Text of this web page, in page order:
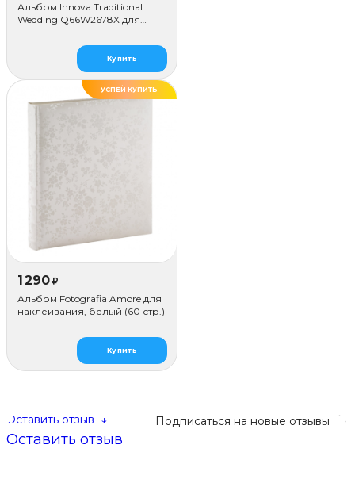
Альбом Innova Traditional
Wedding Q66W2678X для
Купить
УСПЕЙ КУПИТЬ
1 290 ₽
Альбом Fotografia Amore для
наклеивания, белый (60 стр.)
Купить
Подписаться на новые отзывы
Оставить отзыв ↓
Оставить отзыв